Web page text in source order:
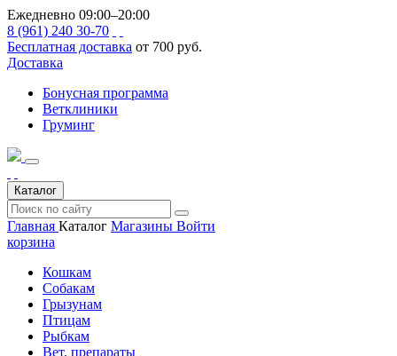
Ежедневно 09:00–20:00
8 (961) 240 30-70
Бесплатная доставка от 700 руб.
Доставка
Бонусная программа
Ветклиники
Груминг
Каталог
Главная Каталог Магазины Войти
корзина
Кошкам
Собакам
Грызунам
Птицам
Рыбкам
Вет. препараты